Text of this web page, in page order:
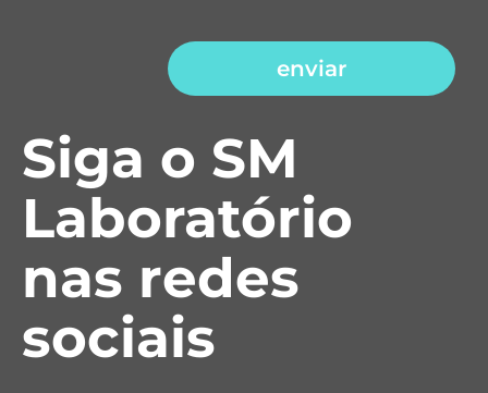
enviar
Siga o SM
Laboratório
nas redes
sociais